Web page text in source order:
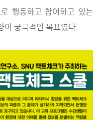
행동하고 참여하고 있는
이 궁극적인 목표였다.